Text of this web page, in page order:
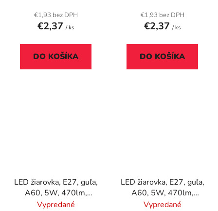
€1,93 bez DPH
€2,37 / ks
DO KOŠÍKA
€1,93 bez DPH
€2,37 / ks
DO KOŠÍKA
LED žiarovka, E27, guľa,
A60, 5W, 470lm,
2700K (MF), OSRAM
Vypredané
LED žiarovka, E27, guľa,
A60, 5W, 470lm,
4000K (HF), OSRAM
Vypredané